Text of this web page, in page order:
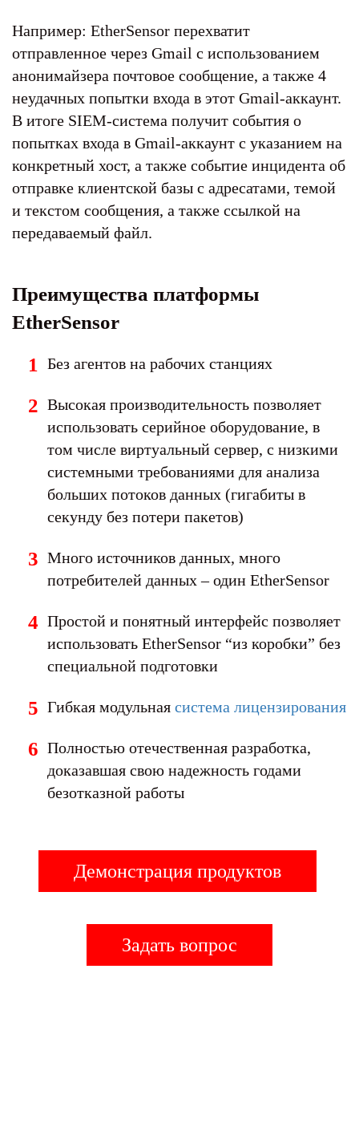
Например: EtherSensor перехватит
отправленное через Gmail с использованием
анонимайзера почтовое сообщение, а также 4
неудачных попытки входа в этот Gmail-аккаунт.
В итоге SIEM-система получит события о
попытках входа в Gmail-аккаунт с указанием на
конкретный хост, а также событие инцидента об
отправке клиентской базы с адресатами, темой
и текстом сообщения, а также ссылкой на
передаваемый файл.
Преимущества платформы
EtherSensor
Без агентов на рабочих станциях
Высокая производительность позволяет
использовать серийное оборудование, в
том числе виртуальный сервер, с низкими
системными требованиями для анализа
больших потоков данных (гигабиты в
секунду без потери пакетов)
Много источников данных, много
потребителей данных – один EtherSensor
Простой и понятный интерфейс позволяет
использовать EtherSensor “из коробки” без
специальной подготовки
Гибкая модульная система лицензирования
Полностью отечественная разработка,
доказавшая свою надежность годами
безотказной работы
Демонстрация продуктов
Задать вопрос